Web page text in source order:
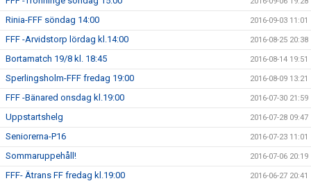
Rinia-FFF söndag 14:00 2016-09-03 11:01
FFF -Arvidstorp lördag kl.14:00 2016-08-25 20:38
Bortamatch 19/8 kl. 18:45 2016-08-14 19:51
Sperlingsholm-FFF fredag 19:00 2016-08-09 13:21
FFF -Bänared onsdag kl.19:00 2016-07-30 21:59
Uppstartshelg 2016-07-28 09:47
Seniorerna-P16 2016-07-23 11:01
Sommaruppehåll! 2016-07-06 20:19
FFF- Ätrans FF fredag kl.19:00 2016-06-27 20:41